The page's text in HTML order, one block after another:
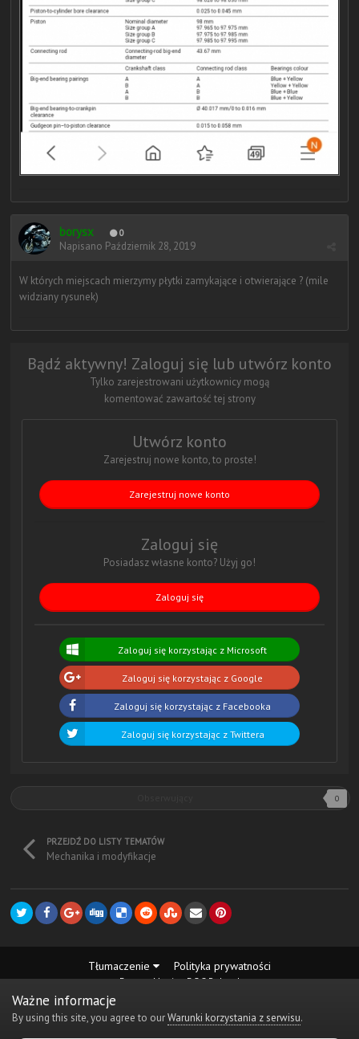
borysx 0
Napisano Październik 28, 2019
W których miejscach mierzymy płytki zamykające i otwierające ? (mile
widziany rysunek)
Bądź aktywny! Zaloguj się lub utwórz konto
Tylko zarejestrowani użytkownicy mogą
komentować zawartość tej strony
Utwórz konto
Zarejestruj nowe konto, to proste!
Zarejestruj nowe konto
Zaloguj się
Posiadasz własne konto? Użyj go!
Zaloguj się
Zaloguj się korzystając z Microsoft
Zaloguj się korzystając z Google
Zaloguj się korzystając z Facebooka
Zaloguj się korzystając z Twittera
0
PRZEJDŹ DO LISTY TEMATÓW
Mechanika i modyfikacje
Tłumaczenie Polityka prywatności
Desmo Maniax DOC Poland
Powered by Invision Community
Ważne informacje
By using this site, you agree to ourWarunki korzystania z serwisu.